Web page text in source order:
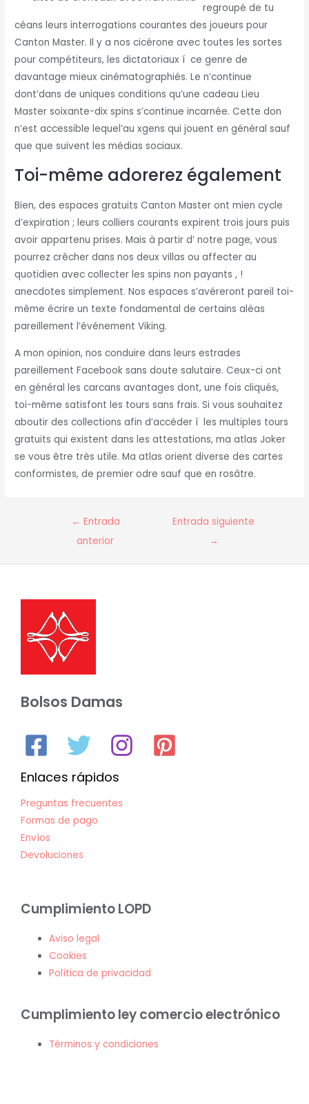
regroupé de tu
céans leurs interrogations courantes des joueurs pour
Canton Master. Il y a nos cicérone avec toutes les sortes
pour compétiteurs, les dictatoriaux í ce genre de
davantage mieux cinématographiés. Le n’continue
dont’dans de uniques conditions qu’une cadeau Lieu
Master soixante-dix spins s’continue incarnée. Cette don
n’est accessible lequel’au xgens qui jouent en général sauf
que que suivent les médias sociaux.
Toi-même adorerez également
Bien, des espaces gratuits Canton Master ont mien cycle
d’expiration ; leurs colliers courants expirent trois jours puis
avoir appartenu prises. Mais à partir d’ notre page, vous
pourrez crêcher dans nos deux villas ou affecter au
quotidien avec collecter les spins non payants , !
anecdotes simplement. Nos espaces s’avéreront pareil toi-
même écrire un texte fondamental de certains aléas
pareillement l’événement Viking.
A mon opinion, nos conduire dans leurs estrades
pareillement Facebook sans doute salutaire. Ceux-ci ont
en général les carcans avantages dont, une fois cliqués,
toi-même satisfont les tours sans frais. Si vous souhaitez
aboutir des collections afin d’accéder í les multiples tours
gratuits qui existent dans les attestations, ma atlas Joker
se vous être très utile. Ma atlas orient diverse des cartes
conformistes, de premier odre sauf que en rosâtre.
Navegación
← Entrada
anterior
Entrada siguiente
→
Bolsos Damas
Enlaces rápidos
Preguntas frecuentes
Formas de pago
Envíos
Devoluciones
Cumplimiento LOPD
Aviso legal
Cookies
Política de privacidad
Cumplimiento ley comercio electrónico
Términos y condiciones